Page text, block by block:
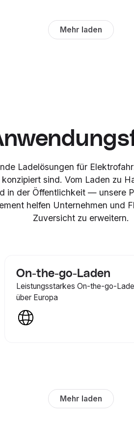
Mehr laden
Ladelösungen für
sind. Vom Laden zu
in der Öffentlichkeit — unsere
helfen Unternehmen und
Zuversicht zu erweitern.
On-the-go-Laden
Leistungsstarkes On-the-go-
über Europa
Mehr laden